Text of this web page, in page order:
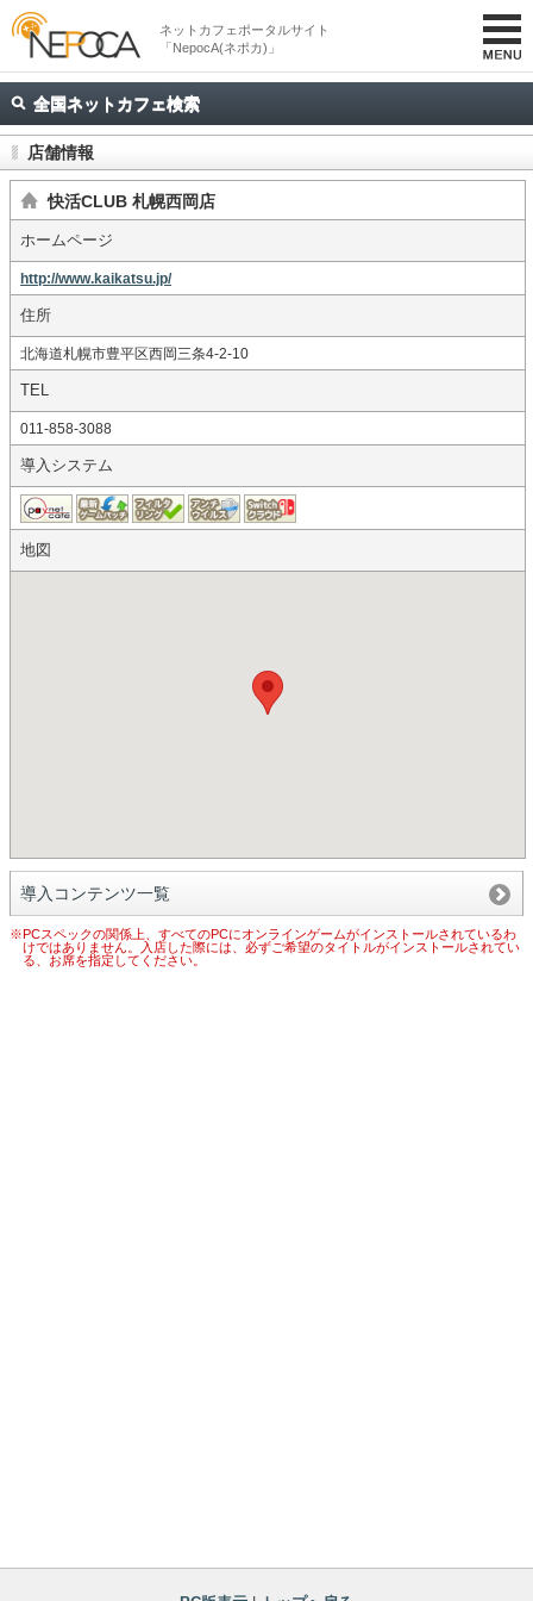
ネットカフェポータルサイト
「NepocA(ネポカ)」
全国ネットカフェ検索
店舗情報
快活CLUB 札幌西岡店
ホームページ
http://www.kaikatsu.jp/
住所
北海道札幌市豊平区西岡三条4-2-10
TEL
011-858-3088
導入システム
地図
導入コンテンツ一覧
※PCスペックの関係上、すべてのPCにオンラインゲームがインストールされているわ
けではありません。入店した際には、必ずご希望のタイトルがインストールされてい
る、お席を指定してください。